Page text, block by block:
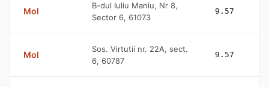
Mol
B-dul Iuliu Maniu, Nr 8,
Sector 6, 61073
9.57
Mol
Sos. Virtutii nr. 22A, sect.
6, 60787
9.57